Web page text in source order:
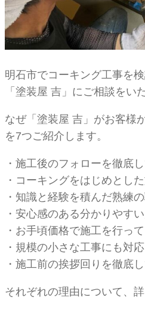
明石市でコーキング工事を
「塗装屋 吉」にご相談をい
なぜ「塗装屋 吉」がお客様
を7つご紹介します。
・施工後のフォローを徹底
・コーキングをはじめとし
・知識と経験を積んだ熟練
・安心感のある分かりやす
・お手頃価格で施工を行っ
・規模の小さな工事にも対
・施工前の挨拶回りを徹底
それぞれの理由について、詳